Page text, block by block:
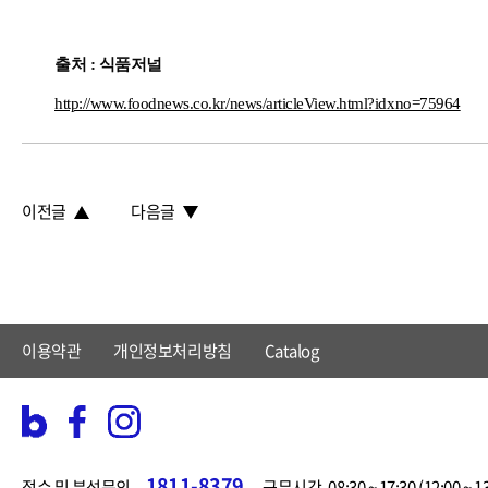
출처 : 식품저널
http://www.foodnews.co.kr/news/articleView.html?idxno=75964
이전글 다음글
이용약관 개인정보처리방침 Catalog